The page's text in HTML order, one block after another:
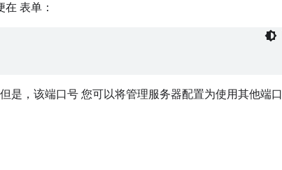
表单：
是，该端口号 您可以将管理服务器配置为使用其他端口